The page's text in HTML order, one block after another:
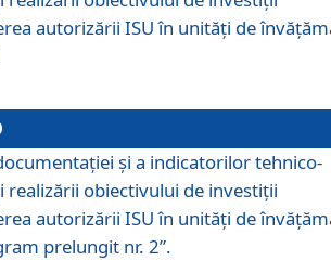
autorizării ISU în unități de
și a indicatorilor tehnico-
realizării obiectivului de investiții
autorizării ISU în unități de
prelungit nr. 2”.